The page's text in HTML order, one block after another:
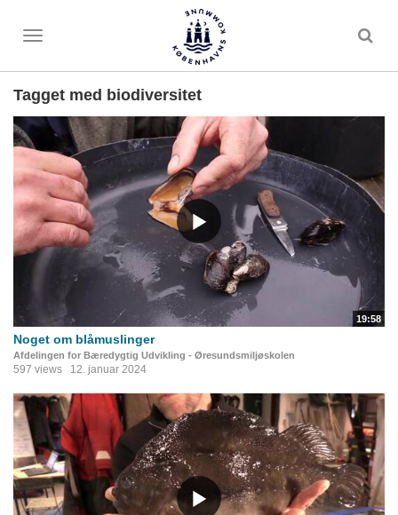
Toggle
Tagget med biodiversitet
19:58
Noget om blåmuslinger
Afdelingen for Bæredygtig Udvikling - Øresundsmiljøskolen
597 views 12. januar 2024